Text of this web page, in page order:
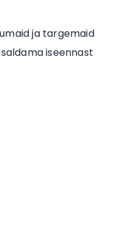
ja targemaid
iseennast